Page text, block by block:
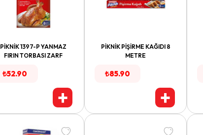
PİKNİK 1397-P YANMAZ
FIRIN TORBASI ZARF
₺52.90
+
PİKNİK PİŞİRME KAĞIDI 8
METRE
₺85.90
+